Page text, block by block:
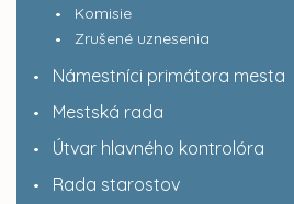
Komisie
Zrušené uznesenia
Námestníci primátora mesta
Mestská rada
Útvar hlavného kontrolóra
Rada starostov